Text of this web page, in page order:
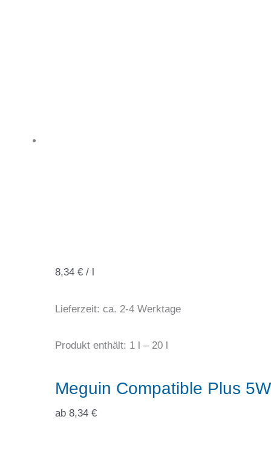
8,34 € / l
Lieferzeit: ca. 2-4 Werktage
Produkt enthält: 1 – 20
Meguin Compatible Plus
ab 8,34 €